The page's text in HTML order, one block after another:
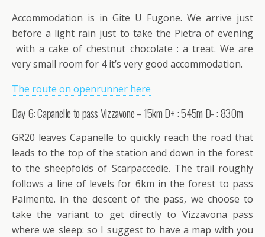
Accommodation is in Gite U Fugone. We arrive just
before a light rain just to take the Pietra of evening
with a cake of chestnut chocolate : a treat. We are
very small room for 4 it’s very good accommodation.
The route on openrunner here
Day 6: Capanelle to pass Vizzavone – 15km D+ : 545m D- : 830m
GR20 leaves Capanelle to quickly reach the road that
leads to the top of the station and down in the forest
to the sheepfolds of Scarpaccedie. The trail roughly
follows a line of levels for 6km in the forest to pass
Palmente. In the descent of the pass, we choose to
take the variant to get directly to Vizzavona pass
where we sleep: so I suggest to have a map with you